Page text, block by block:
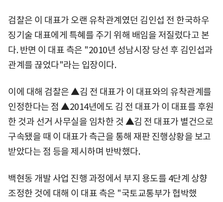
검찰은 이 대표가 오랜 유착관계였던 김인섭 전 한국하우
징기술 대표에게 특혜를 주기 위해 배임을 저질렀다고 본
다. 반면 이 대표 측은 "2010년 성남시장 당선 후 김인섭과
관계를 끊었다"라는 입장이다.
이에 대해 검찰은 ▲김 전 대표가 이 대표와의 유착관계를
인정한다는 점 ▲2014년에도 김 전 대표가 이 대표를 후원
한 것과 선거 사무실을 임차한 것 ▲김 전 대표가 별건으로
구속됐을 때 이 대표가 측근을 통해 재판 진행상황을 보고
받았다는 점 등을 제시하며 반박했다.
백현동 개발 사업 진행 과정에서 부지 용도를 4단계 상향
조정한 것에 대해 이 대표 측은 "국토교통부가 협박했